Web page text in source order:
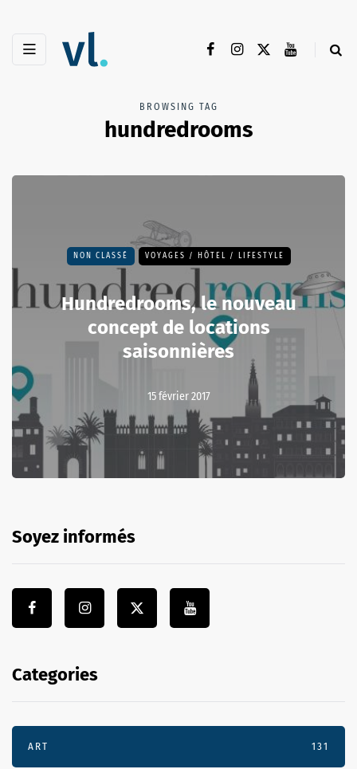
BROWSING TAG
hundredrooms
NON CLASSÉ VOYAGES / HÔTEL / LIFESTYLE
Hundredrooms, le nouveau
concept de locations
saisonnières
15 février 2017
Soyez informés
Categories
ART 131